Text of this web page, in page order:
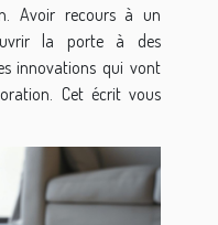
Avoir recours à un
la porte à des
innovations qui vont
Cet écrit vous